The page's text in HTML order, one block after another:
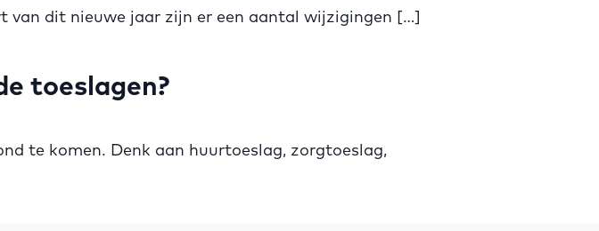
van dit nieuwe jaar zijn er een aantal wijzigingen […]
toeslagen?
te komen. Denk aan huurtoeslag, zorgtoeslag,